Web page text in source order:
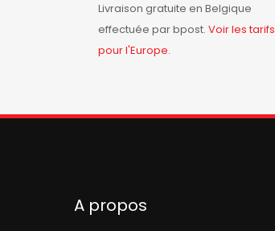
Livraison gratuite en Belgique
effectuée par bpost. Voir les tarifs
pour l'Europe.
A propos